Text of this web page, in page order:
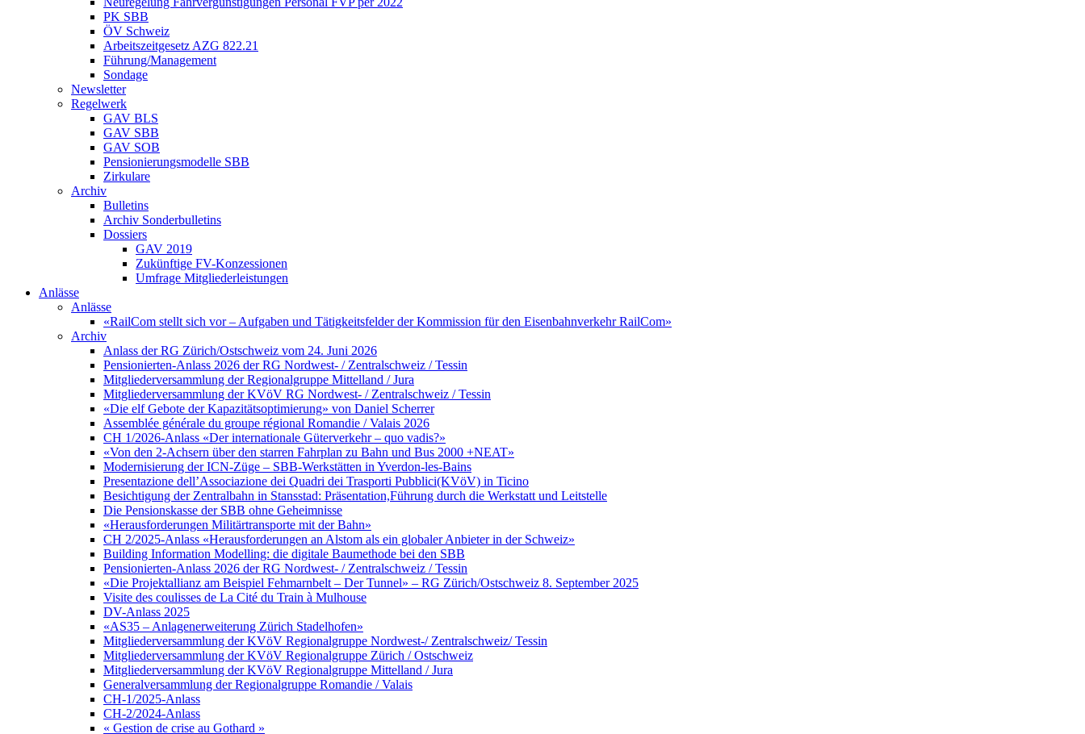
PK SBB
ÖV Schweiz
Arbeitszeitgesetz AZG 822.21
Führung/Management
Sondage
Newsletter
Regelwerk
GAV BLS
GAV SBB
GAV SOB
Pensionierungsmodelle SBB
Zirkulare
Archiv
Bulletins
Archiv Sonderbulletins
Dossiers
GAV 2019
Zukünftige FV-Konzessionen
Umfrage Mitgliederleistungen
Anlässe
Anlässe
«RailCom stellt sich vor – Aufgaben und Tätigkeitsfelder der Kommission für den Eisenbahnverkehr RailCom»
Archiv
Anlass der RG Zürich/Ostschweiz vom 24. Juni 2026
Pensionierten-Anlass 2026 der RG Nordwest- / Zentralschweiz / Tessin
Mitgliederversammlung der Regionalgruppe Mittelland / Jura
Mitgliederversammlung der KVöV RG Nordwest- / Zentralschweiz / Tessin
«Die elf Gebote der Kapazitätsoptimierung» von Daniel Scherrer
Assemblée générale du groupe régional Romandie / Valais 2026
CH 1/2026-Anlass «Der internationale Güterverkehr – quo vadis?»
«Von den 2-Achsern über den starren Fahrplan zu Bahn und Bus 2000 +NEAT»
Modernisierung der ICN-Züge – SBB-Werkstätten in Yverdon-les-Bains
Presentazione dell’Associazione dei Quadri dei Trasporti Pubblici(KVöV) in Ticino
Besichtigung der Zentralbahn in Stansstad: Präsentation,Führung durch die Werkstatt und Leitstelle
Die Pensionskasse der SBB ohne Geheimnisse
«Herausforderungen Militärtransporte mit der Bahn»
CH 2/2025-Anlass «Herausforderungen an Alstom als ein globaler Anbieter in der Schweiz»
Building Information Modelling: die digitale Baumethode bei den SBB
Pensionierten-Anlass 2026 der RG Nordwest- / Zentralschweiz / Tessin
«Die Projektallianz am Beispiel Fehmarnbelt – Der Tunnel» – RG Zürich/Ostschweiz 8. September 2025
Visite des coulisses de La Cité du Train à Mulhouse
DV-Anlass 2025
«AS35 – Anlagenerweiterung Zürich Stadelhofen»
Mitgliederversammlung der KVöV Regionalgruppe Nordwest-/ Zentralschweiz/ Tessin
Mitgliederversammlung der KVöV Regionalgruppe Zürich / Ostschweiz
Mitgliederversammlung der KVöV Regionalgruppe Mittelland / Jura
Generalversammlung der Regionalgruppe Romandie / Valais
CH-1/2025-Anlass
CH-2/2024-Anlass
« Gestion de crise au Gothard »